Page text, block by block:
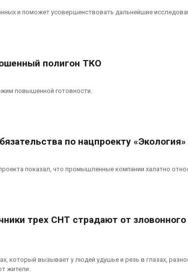
и поможет усовершенствовать дальнейшие
полигон ТКО
повышенной готовности.
по нацпроекту «Экология»
показал, что промышленные компании халатно
трех СНТ страдают от зловонного
который вызывает у людей удушье и резь в глазах,
жители.